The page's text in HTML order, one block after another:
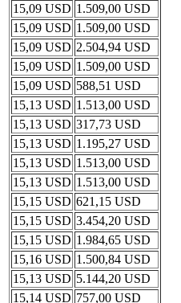
15,09 USD 1.509,00 USD
15,09 USD 1.509,00 USD
15,09 USD 2.504,94 USD
15,09 USD 1.509,00 USD
15,09 USD 588,51 USD
15,13 USD 1.513,00 USD
15,13 USD 317,73 USD
15,13 USD 1.195,27 USD
15,13 USD 1.513,00 USD
15,13 USD 1.513,00 USD
15,15 USD 621,15 USD
15,15 USD 3.454,20 USD
15,15 USD 1.984,65 USD
15,16 USD 1.500,84 USD
15,13 USD 5.144,20 USD
15,14 USD 757,00 USD